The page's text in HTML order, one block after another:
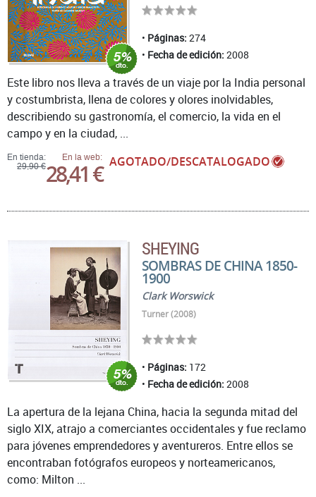
Páginas: 274
Fecha de edición: 2008
En tienda:
29,90 €
En la web:
28,41 € AGOTADO/DESCATALOGADO
Este libro nos lleva a través de un viaje por la India personal
y costumbrista, llena de colores y olores inolvidables,
describiendo su gastronomía, el comercio, la vida en el
campo y en la ciudad, ...
SHEYING
SOMBRAS DE CHINA 1850-
1900
Clark Worswick
Turner (2008)
Páginas: 172
Fecha de edición: 2008
La apertura de la lejana China, hacia la segunda mitad del
siglo XIX, atrajo a comerciantes occidentales y fue reclamo
para jóvenes emprendedores y aventureros. Entre ellos se
encontraban fotógrafos europeos y norteamericanos,
como: Milton ...